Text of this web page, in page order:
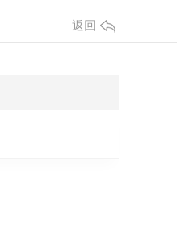
返回